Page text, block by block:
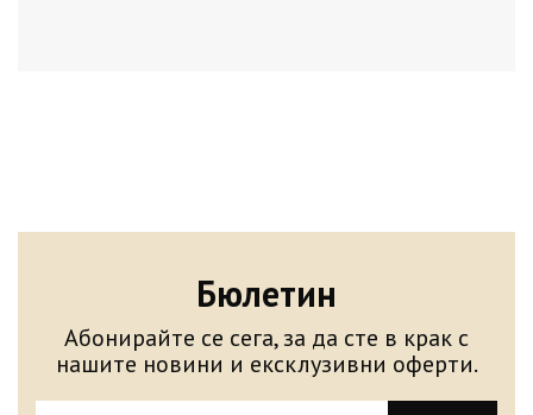
Бюлетин
Абонирайте се сега, за да сте в крак с
нашите новини и ексклузивни оферти.